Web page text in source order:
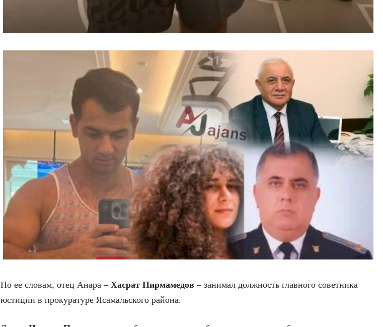
По ее словам, отец Анара – Хасрат Пирмамедов – занимал должность главного советника
юстиции в прокуратуре Ясамальского района.